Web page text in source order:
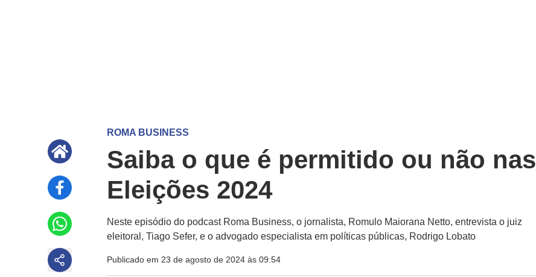
ROMA BUSINESS
Saiba o que é permitido ou não nas
Eleições 2024
Neste episódio do podcast Roma Business, o jornalista, Romulo Maiorana Netto, entrevista o juiz
eleitoral, Tiago Sefer, e o advogado especialista em políticas públicas, Rodrigo Lobato
Publicado em 23 de agosto de 2024 às 09:54